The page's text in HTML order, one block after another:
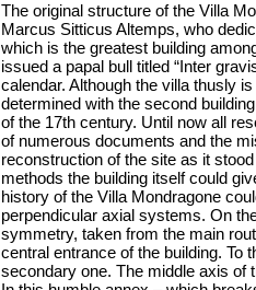
The original structure of the Villa
Marcus Sitticus Altemps, who
which is the greatest building
issued a papal bull titled “Inter
calendar. Although the villa thusly
determined with the second
of the 17th century. Until now all
of numerous documents and the
reconstruction of the site as it
methods the building itself could
history of the Villa Mondragone
perpendicular axial systems. On
symmetry, taken from the main
central entrance of the building. To
secondary one. The middle axis of